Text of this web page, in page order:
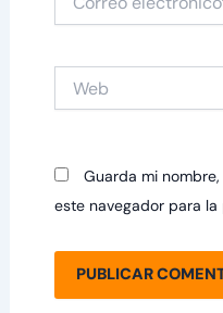
electrónico*
Guarda mi
este navegador para la